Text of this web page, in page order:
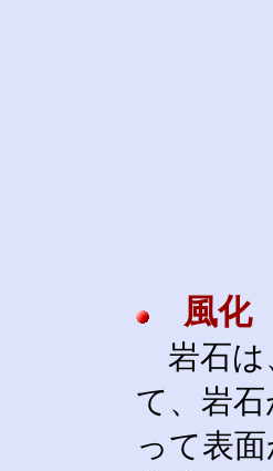
風化
岩石は
て、岩
って表